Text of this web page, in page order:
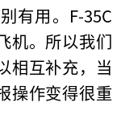
有用。F-35C
机。所以我们
互补充，当
操作变得很重